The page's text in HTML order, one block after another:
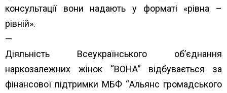
консультації вони надають у форматі «рівна –
рівній».
—
Діяльність Всеукраїнського об’єднання
наркозалежних жінок “ВОНА” відбувається за
фінансової підтримки МБФ “Альянс громадського